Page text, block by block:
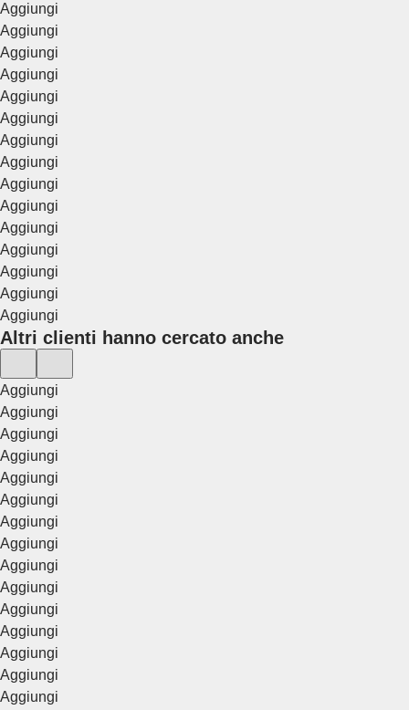
Aggiungi
Aggiungi
Aggiungi
Aggiungi
Aggiungi
Aggiungi
Aggiungi
Aggiungi
Aggiungi
Aggiungi
Aggiungi
Aggiungi
Aggiungi
Aggiungi
Aggiungi
Altri clienti hanno cercato anche
Aggiungi
Aggiungi
Aggiungi
Aggiungi
Aggiungi
Aggiungi
Aggiungi
Aggiungi
Aggiungi
Aggiungi
Aggiungi
Aggiungi
Aggiungi
Aggiungi
Aggiungi